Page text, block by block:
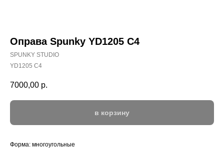
Оправа Spunky YD1205 C4
SPUNKY STUDIO
YD1205 C4
7000,00 р.
в корзину
Форма: многоугольные